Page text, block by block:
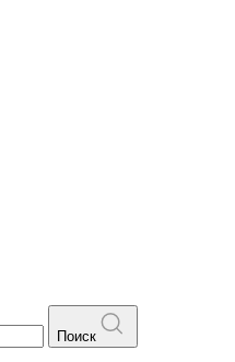
Поиск